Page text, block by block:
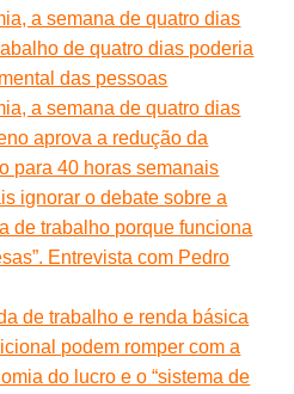
a semana de quatro dias
de quatro dias poderia
das pessoas
a semana de quatro dias
aprova a redução da
para 40 horas semanais
ignorar o debate sobre a
de trabalho porque funciona
Entrevista com Pedro
de trabalho e renda básica
podem romper com a
do lucro e o “sistema de